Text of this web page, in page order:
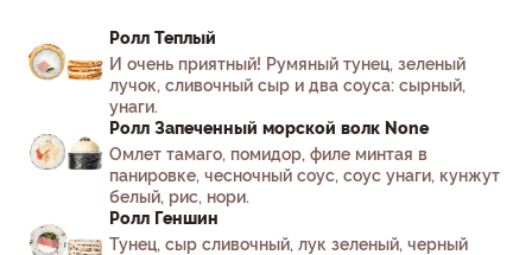
Ролл Теплый
И очень приятный! Румяный тунец, зеленый
лучок, сливочный сыр и два соуса: сырный,
унаги.
Ролл Запеченный морской волк None
Омлет тамаго, помидор, филе минтая в
панировке, чесночный соус, соус унаги, кунжут
белый, рис, нори.
Ролл Геншин
Тунец, сыр сливочный, лук зеленый, черный